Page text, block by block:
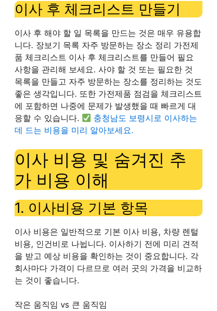
이사 후 체크리스트 만들기
이사 후 해야 할 일 목록을 만드는 것은 매우 유용합
니다. 장보기 목록 자주 방문하는 장소 정리 가전제
품 체크리스트 이사 후 체크리스트를 만들어 필요
사항을 관리해 보세요. 사야 할 것 또는 필요한 것
목록을 만들고 자주 방문하는 장소를 정리하는 것도
좋은 생각입니다. 또한 가전제품 점검을 체크리스트
에 포함하면 나중에 문제가 발생했을 때 빠르게 대
응할 수 있습니다.
충청남도 보령시로 이사하는
데 드는 비용을 미리 알아보세요.
이사 비용 및 숨겨진 추
가 비용 이해
1. 이사비용 기본 항목
이사 비용은 일반적으로 기본 이사 비용, 차량 렌털
비용, 인건비로 나뉩니다. 이사하기 전에 미리 견적
을 받고 예상 비용을 확인하는 것이 중요합니다. 각
회사마다 가격이 다르므로 여러 곳의 가격을 비교하
는 것이 좋습니다.
작은 움직임 vs 큰 움직임